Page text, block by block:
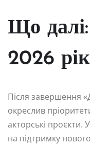
Що
2026
Після завершення
окреслив
акторські проєкти.
на підтримку